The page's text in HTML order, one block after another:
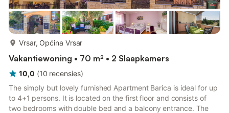
Vrsar, Općina Vrsar
Vakantiewoning • 70 m² • 2 Slaapkamers
10,0 (10 recensies)
The simply but lovely furnished Apartment Barica is ideal for up
to 4+1 persons. It is located on the first floor and consists of
two bedrooms with double bed and a balcony entrance. The